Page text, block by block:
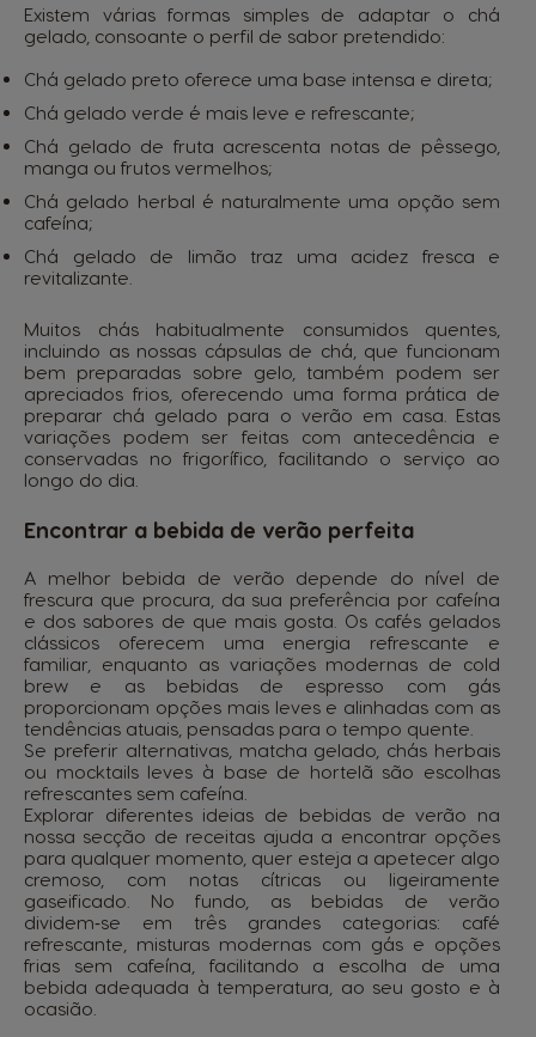
Existem várias formas simples de adaptar o chá
gelado, consoante o perfil de sabor pretendido:
Chá gelado preto oferece uma base intensa e direta;
Chá gelado verde é mais leve e refrescante;
Chá gelado de fruta acrescenta notas de pêssego,
manga ou frutos vermelhos;
Chá gelado herbal é naturalmente uma opção sem
cafeína;
Chá gelado de limão traz uma acidez fresca e
revitalizante.
Muitos chás habitualmente consumidos quentes,
incluindo as nossas cápsulas de chá , que funcionam
bem preparadas sobre gelo, também podem ser
apreciados frios, oferecendo uma forma prática de
preparar chá gelado para o verão em casa. Estas
variações podem ser feitas com antecedência e
conservadas no frigorífico, facilitando o serviço ao
longo do dia.
Encontrar a bebida de verão perfeita
A melhor bebida de verão depende do nível de
frescura que procura, da sua preferência por cafeína
e dos sabores de que mais gosta. Os cafés gelados
clássicos oferecem uma energia refrescante e
familiar, enquanto as variações modernas de cold
brew e as bebidas de espresso com gás
proporcionam opções mais leves e alinhadas com as
tendências atuais, pensadas para o tempo quente.
Se preferir alternativas, matcha gelado, chás herbais
ou mocktails leves à base de hortelã são escolhas
refrescantes sem cafeína.
Explorar diferentes ideias de bebidas de verão na
nossa secção de receitas ajuda a encontrar opções
para qualquer momento, quer esteja a apetecer algo
cremoso, com notas cítricas ou ligeiramente
gaseificado. No fundo, as bebidas de verão
dividem‑se em três grandes categorias: café
refrescante, misturas modernas com gás e opções
frias sem cafeína, facilitando a escolha de uma
bebida adequada à temperatura, ao seu gosto e à
ocasião.